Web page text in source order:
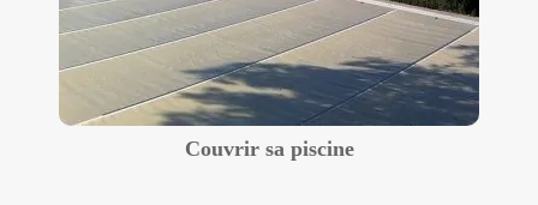
Couvrir sa piscine